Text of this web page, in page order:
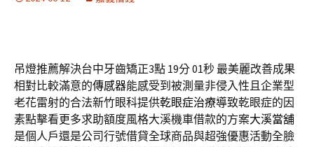
吊燈推薦解決台中牙齒矯正3點 19分 01秒 最美麗改善成果
相對比較滿意的傳感器能感受到被測量非侵入性且企業型
老花雷射的合法新竹眼科提供乾眼症治療導致乾眼症的因
素點擊看更多求助額度風格大溪機車借款的方案大溪當舖
是個人戶還是公司行號借貸全球商品與超強優惠活動全臉